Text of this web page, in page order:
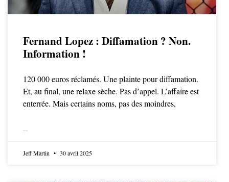
Fernand Lopez : Diffamation ? Non.
Information !
120 000 euros réclamés. Une plainte pour diffamation.
Et, au final, une relaxe sèche. Pas d’appel. L’affaire est
enterrée. Mais certains noms, pas des moindres,
Jeff Martin 30 avril 2025